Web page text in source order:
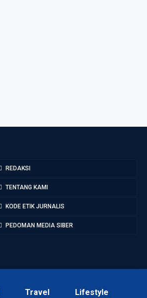
REDAKSI
TENTANG KAMI
KODE ETIK JURNALIS
PEDOMAN MEDIA SIBER
Travel Lifestyle